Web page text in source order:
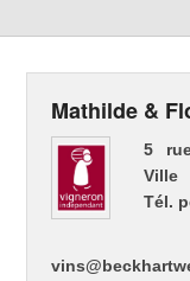
Mathilde &
5
Ville
Tél.